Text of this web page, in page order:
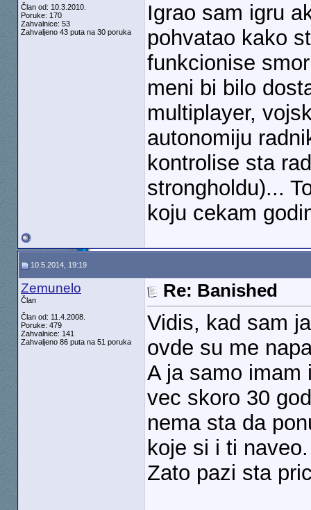
Član od: 10.3.2010.
Poruke: 170
Zahvalnice: 53
Zahvaljeno 43 puta na 30 poruka
Igrao sam igru
pohvatao kako
funkcionise
meni bi bilo
multiplayer,
autonomiju
kontrolise sta
strongholdu)...
koju cekam
10.5.2014, 19:19
Zemunelo
Član
Član od: 11.4.2008.
Poruke: 479
Zahvalnice: 141
Zahvaljeno 86 puta na 51 poruka
Re: Banished
Vidis, kad sam
ovde su me
A ja samo imam
vec skoro 30
nema sta da
koje si i ti naveo.
Zato pazi sta